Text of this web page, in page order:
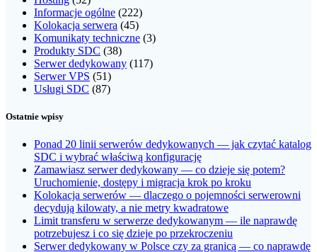
Informacje ogólne (222)
Kolokacja serwera (45)
Komunikaty techniczne (3)
Produkty SDC (38)
Serwer dedykowany (117)
Serwer VPS (51)
Usługi SDC (87)
Ostatnie wpisy
Ponad 20 linii serwerów dedykowanych — jak czytać katalog
SDC i wybrać właściwą konfigurację
Zamawiasz serwer dedykowany — co dzieje się potem?
Uruchomienie, dostępy i migracja krok po kroku
Kolokacja serwerów — dlaczego o pojemności serwerowni
decydują kilowaty, a nie metry kwadratowe
Limit transferu w serwerze dedykowanym — ile naprawdę
potrzebujesz i co się dzieje po przekroczeniu
Serwer dedykowany w Polsce czy za granicą — co naprawdę